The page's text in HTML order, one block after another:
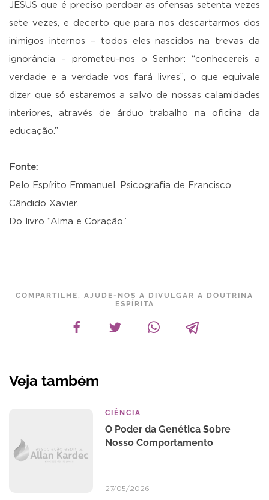
JESUS que é preciso perdoar as ofensas setenta vezes
sete vezes, e decerto que para nos descartarmos dos
inimigos internos – todos eles nascidos na trevas da
ignorância – prometeu-nos o Senhor: “conhecereis a
verdade e a verdade vos fará livres”, o que equivale
dizer que só estaremos a salvo de nossas calamidades
interiores, através de árduo trabalho na oficina da
educação.”
Fonte:
Pelo Espírito Emmanuel. Psicografia de Francisco
Cândido Xavier.
Do livro “Alma e Coração”
COMPARTILHE, AJUDE-NOS A DIVULGAR A DOUTRINA
ESPÍRITA
Veja também
CIÊNCIA
O Poder da Genética Sobre
Nosso Comportamento
27/05/2026